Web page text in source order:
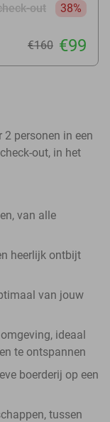
out
38%
€160 €99
personen in een
out, in het
van alle
heerlijk ontbijt
van jouw
ideaal
te ontspannen
boerderij op een
tussen